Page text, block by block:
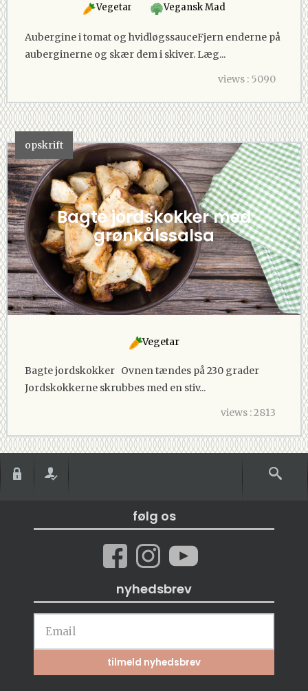
Vegetar Vegansk Mad
Aubergine i tomat og hvidløgssauceFjern enderne på
auberginerne og skær dem i skiver. Læg...
views : 5090
opskrift
Bagte jordskokker med
grønkålssalsa
Vegetar
Bagte jordskokker Ovnen tændes på 230 grader
Jordskokkerne skrubbes med en stiv...
views : 2813
følg os
nyhedsbrev